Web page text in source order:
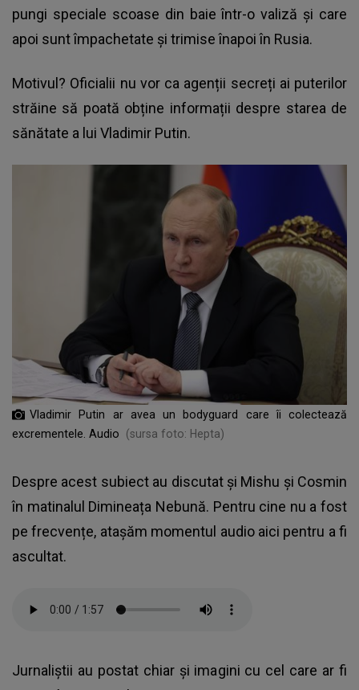
pungi speciale scoase din baie într-o valiză și care
apoi sunt împachetate și trimise înapoi în Rusia.
Motivul? Oficialii nu vor ca agenții secreți ai puterilor
străine să poată obține informații despre starea de
sănătate a lui Vladimir Putin.
Vladimir Putin ar avea un bodyguard care îi colectează
excrementele. Audio
(sursa foto: Hepta)
Despre acest subiect au discutat și Mishu și Cosmin
în matinalul Dimineața Nebună. Pentru cine nu a fost
pe frecvențe, atașăm momentul audio aici pentru a fi
ascultat.
Jurnaliștii au postat chiar și imagini cu cel care ar fi